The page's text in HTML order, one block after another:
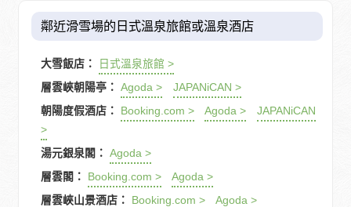
鄰近滑雪場的日式溫泉旅館或溫泉酒店
大雪飯店：
日式溫泉旅館 >
層雲峽朝陽亭： Agoda >
JAPANiCAN >
朝陽度假酒店：
Booking.com > Agoda >
JAPANiCAN
>
湯元銀泉閣： Agoda >
層雲閣：
Booking.com >
Agoda >
層雲峽山景酒店：
Booking.com >
Agoda >